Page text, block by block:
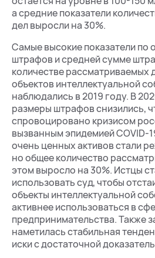
а средние показатели
дел выросли на 30%.
Самые высокие показатели по
штрафов и средней сумме
количестве рассматриваемых
объектов интеллектуальной
наблюдались в 2019 году. В
размеры штрафов снизились,
спровоцировано кризисом
вызванным эпидемией COVID-
очень ценных активов стали
но общее количество
этом выросло на 30%. Истцы
использовать суд, чтобы
объекты интеллектуальной
активнее использоваться в
предпринимательства. Также
наметилась стабильная
иски с достаточной